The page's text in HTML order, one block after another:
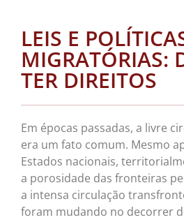
LEIS E
MIGRATÓRIAS:
TER DIREITOS
Em épocas passadas, a livre
era um fato comum. Mesmo
Estados nacionais,
a porosidade das fronteiras
a intensa circulação
foram mudando no decorrer